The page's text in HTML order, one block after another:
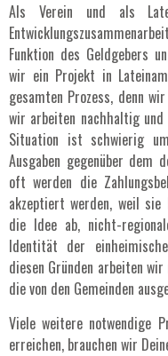
Als Verein und als
Funktion des Geldgebers
wir ein Projekt in
gesamten Prozess, denn
wir arbeiten nachhaltig
Situation ist schwierig
Ausgaben gegenüber dem
oft werden die
akzeptiert werden, weil sie
die Idee ab, nicht-
Identität der
diesen Gründen arbeiten
die von den Gemeinden
Viele weitere notwendige
erreichen, brauchen wir